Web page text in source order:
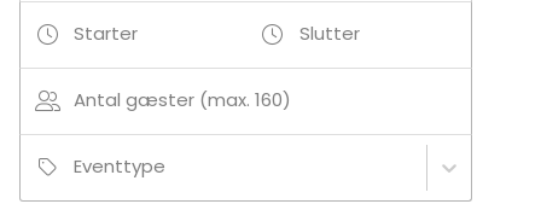
Starter Slutter
Antal gæster (max. 160)
Eventtype